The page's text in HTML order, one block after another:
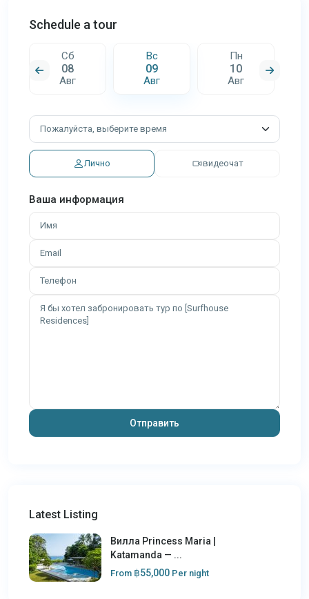
Schedule a tour
Сб
08
Авг
Вс
09
Авг
Пн
10
Авг
Лично видеочат
Ваша информация
Latest Listing
Вилла Princess Maria |
Katamanda — ...
From ฿55,000 Per night